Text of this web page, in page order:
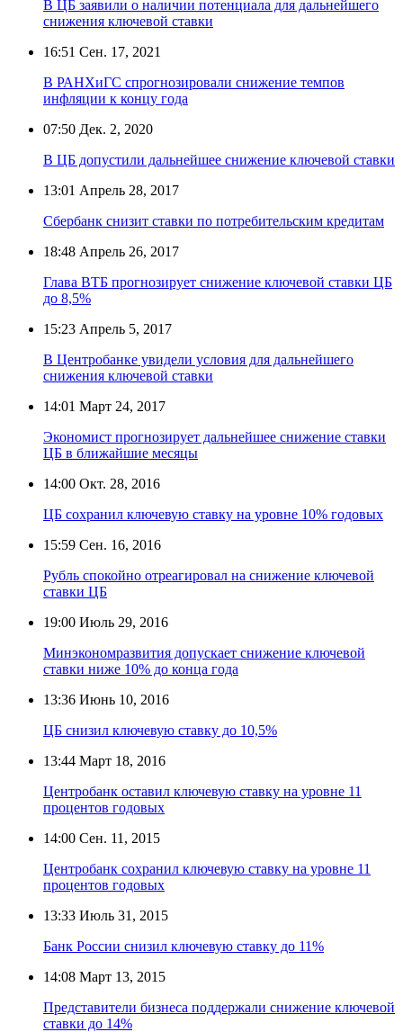
В ЦБ заявили о наличии потенциала для дальнейшего
снижения ключевой ставки
16:51 Сен. 17, 2021
В РАНХиГС спрогнозировали снижение темпов
инфляции к концу года
07:50 Дек. 2, 2020
В ЦБ допустили дальнейшее снижение ключевой ставки
13:01 Апрель 28, 2017
Сбербанк снизит ставки по потребительским кредитам
18:48 Апрель 26, 2017
Глава ВТБ прогнозирует снижение ключевой ставки ЦБ
до 8,5%
15:23 Апрель 5, 2017
В Центробанке увидели условия для дальнейшего
снижения ключевой ставки
14:01 Март 24, 2017
Экономист прогнозирует дальнейшее снижение ставки
ЦБ в ближайшие месяцы
14:00 Окт. 28, 2016
ЦБ сохранил ключевую ставку на уровне 10% годовых
15:59 Сен. 16, 2016
Рубль спокойно отреагировал на снижение ключевой
ставки ЦБ
19:00 Июль 29, 2016
Минэкономразвития допускает снижение ключевой
ставки ниже 10% до конца года
13:36 Июнь 10, 2016
ЦБ снизил ключевую ставку до 10,5%
13:44 Март 18, 2016
Центробанк оставил ключевую ставку на уровне 11
процентов годовых
14:00 Сен. 11, 2015
Центробанк сохранил ключевую ставку на уровне 11
процентов годовых
13:33 Июль 31, 2015
Банк России снизил ключевую ставку до 11%
14:08 Март 13, 2015
Представители бизнеса поддержали снижение ключевой
ставки до 14%